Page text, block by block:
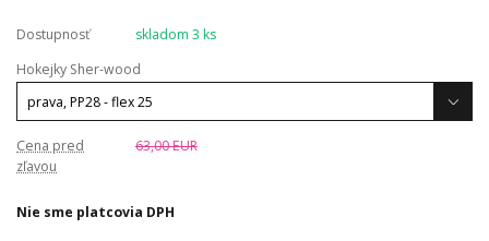
Dostupnosť
skladom 3 ks
Hokejky Sher-wood
Cena pred
zľavou
63,00 EUR
Nie sme platcovia DPH